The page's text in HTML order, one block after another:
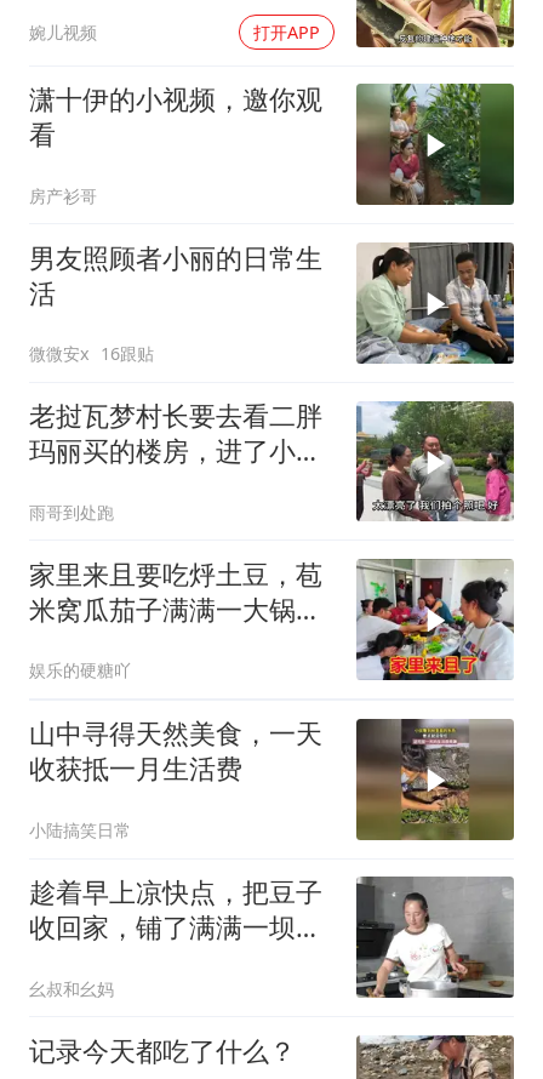
婉儿视频 打开APP
潇十伊的小视频，邀你观
看
房产衫哥
男友照顾者小丽的日常生
活
微微安x 16跟贴
老挝瓦梦村长要去看二胖
玛丽买的楼房，进了小区
雨哥到处跑
家里来且要吃烀土豆，苞
米窝瓜茄子满满一大锅，
娱乐的硬糖吖
山中寻得天然美食，一天
收获抵一月生活费
小陆搞笑日常
趁着早上凉快点，把豆子
收回家，铺了满满一坝
豆花儿哦！
幺叔和幺妈
记录今天都吃了什么？